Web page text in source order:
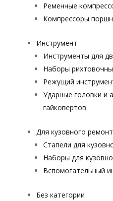
Ременные
Компрессоры
Инструмент
Инструменты для
Наборы
Режущий
Ударные головки и
гайковертов
Для кузовного
Стапели для
Наборы для
Вспомогательный
Без категории